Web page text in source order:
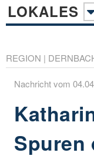
LOKALES
REGION |
Nachricht vom
Spuren